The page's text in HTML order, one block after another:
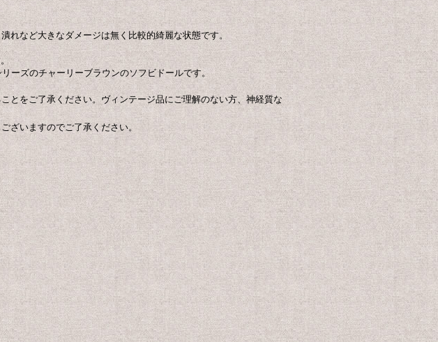
など大きなダメージは無く比較的綺麗な状態です。
ーズのチャーリーブラウンのソフビドールです。
とをご了承ください。ヴィンテージ品にご理解のない方、神経質な
ざいますのでご了承ください。